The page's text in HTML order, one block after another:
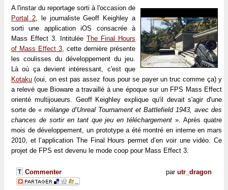
A l'instar du reportage sorti à l'occasion de
Portal 2, le journaliste Geoff Keighley a
sorti une application iOS consacrée à
Mass Effect 3. Intitulée The Final Hours
of Mass Effect 3, cette dernière présente
les coulisses du développement du jeu.
Là où ça devient intéressant, c'est que
Kotaku (oui, on est pas assez fous pour se payer un truc comme ça) y
a relevé que Bioware a travaillé à une époque sur un FPS Mass Effect
orienté multijoueurs. Geoff Keighley explique qu'il devait s'agir d'une
sorte de « mélange d’Unreal Tournament et Battlefield 1943, avec des
chances de sortir en tant que jeu en téléchargement ». Après quatre
mois de développement, un prototype a été montré en interne en mars
2010, et l’application The Final Hours permet d’en voir une vidéo. Ce
projet de FPS est devenu le mode coop pour Mass Effect 3.
par utr_dragon
Commenter